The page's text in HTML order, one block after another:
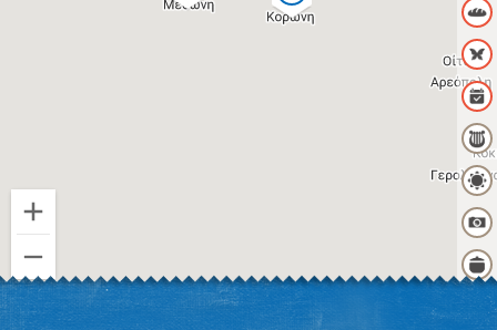
Η εικόνα ενδέχεται να υπόκειται σε πνευματικά δικαιώματα Όροι